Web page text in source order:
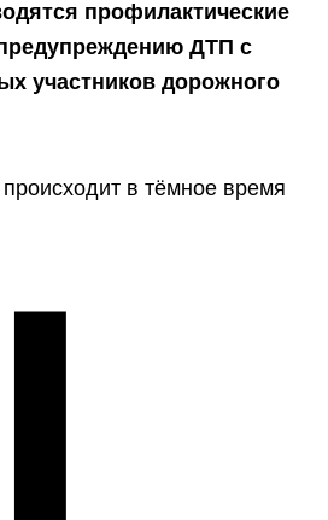
профилактические
ДТП с
участников дорожного
в тёмное время